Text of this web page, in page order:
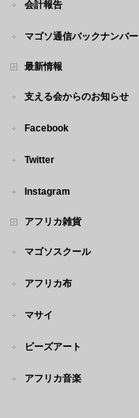
会計報告
マゴソ通信バックナンバー
最新情報
支える会からのお知らせ
Facebook
Twitter
Instagram
アフリカ雑貨
マゴソスクール
アフリカ布
マサイ
ビーズアート
アフリカ音楽